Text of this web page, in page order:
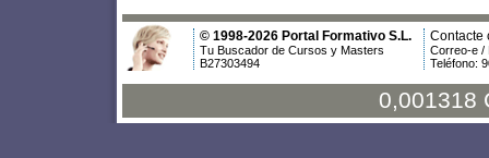
© 1998-2026 Portal Formativo S.L.
Tu Buscador de Cursos y Masters
B27303494
Contacte
Correo-e /
Teléfono:
0,001318